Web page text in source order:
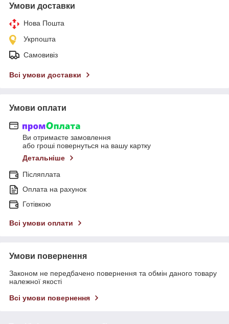
Умови доставки
Нова Пошта
Укрпошта
Самовивіз
Всі умови доставки
Умови оплати
Ви отримаєте замовлення
або гроші повернуться на вашу картку
Детальніше
Післяплата
Оплата на рахунок
Готівкою
Всі умови оплати
Умови повернення
Законом не передбачено повернення та обмін даного товару
належної якості
Всі умови повернення